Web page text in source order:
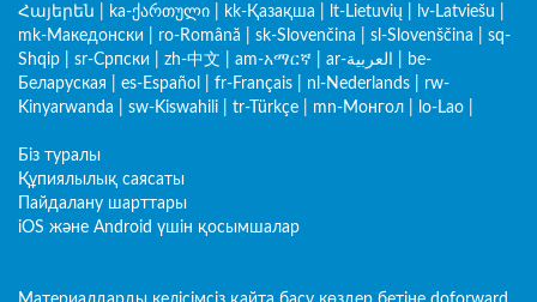
Հայերեն
ka-ქართული kk-Қазақша lt-Lietuvių lv-Latviešu
mk-Македонски
ro-Română sk-Slovenčina sl-Slovenščina
sq-
Shqip
sr-Српски zh-中文 am-አማርኛ ar-العربية
be-
Беларуская
es-Español fr-Français nl-Nederlands
rw-
Kinyarwanda
sw-Kiswahili tr-Türkçe mn-Монгол lo-Lao
Біз туралы
Құпиялылық саясаты
Пайдалану шарттары
iOS және Android үшін қосымшалар